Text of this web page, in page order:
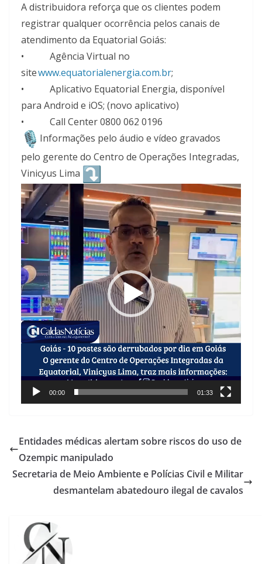
A distribuidora reforça que os clientes podem
registrar qualquer ocorrência pelos canais de
atendimento da Equatorial Goiás:
• Agência Virtual no
sitewww.equatorialenergia.com.br;
• Aplicativo Equatorial Energia, disponível
para Android e iOS; (novo aplicativo)
• Call Center 0800 062 0196
Informações pelo áudio e vídeo gravados
pelo gerente do Centro de Operações Integradas,
Vinicyus Lima
Tocador
de
vídeo
00:00 01:33
Entidades médicas alertam sobre riscos do uso de
Ozempic manipulado
Secretaria de Meio Ambiente e Polícias Civil e Militar
desmantelam abatedouro ilegal de cavalos